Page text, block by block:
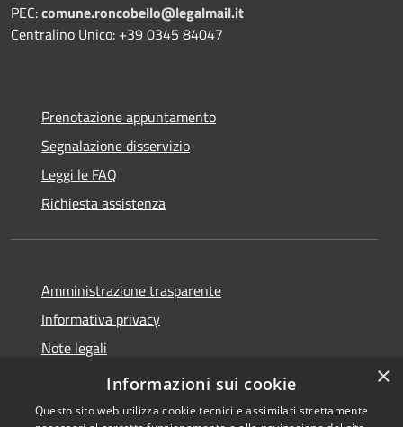
PEC:comune.roncobello@legalmail.it
Centralino Unico: +39 0345 84047
Prenotazione appuntamento
Segnalazione disservizio
Leggi le FAQ
Richiesta assistenza
Amministrazione trasparente
Informativa privacy
Note legali
Dichiarazione di accessibilità
×
Informazioni sui cookie
Questo sito web utilizza cookie tecnici e assimilati strettamente